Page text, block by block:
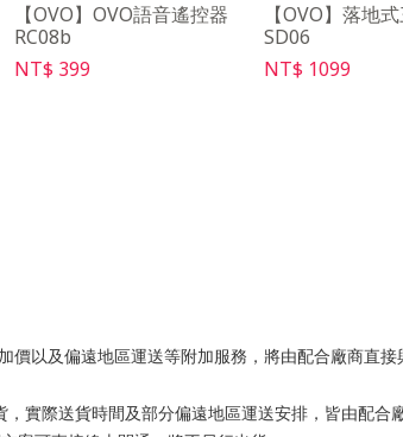
【OVO】OVO語音遙控器
RC08b
NT$ 399
【OVO】落地
SD06
NT$ 1099
以及偏遠地區運送等附加服務，將由配合廠商直
實際送貨時間及部分偏遠地區運送安排，皆由配